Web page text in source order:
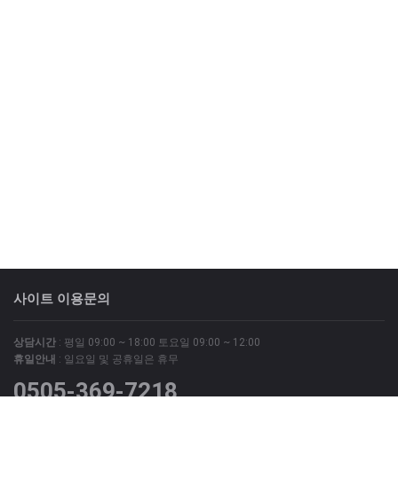
사이트 이용문의
상담시간 : 평일 09:00 ~ 18:00 토요일 09:00 ~ 12:00
휴일안내 : 일요일 및 공휴일은 휴무
0505-369-7218